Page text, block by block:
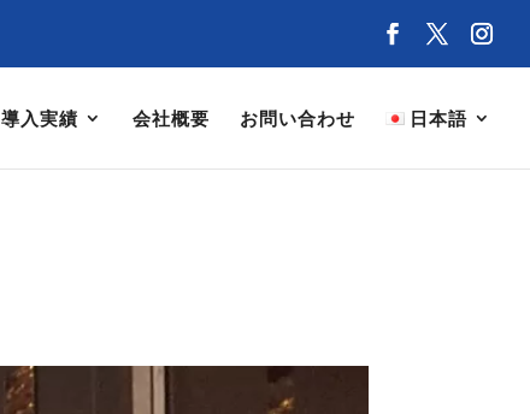
導入実績 会社概要 お問い合わせ 日本語